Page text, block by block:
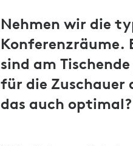
Nehmen wir die
Konferenzräume.
sind am
für die Zuschauer
das auch optimal?